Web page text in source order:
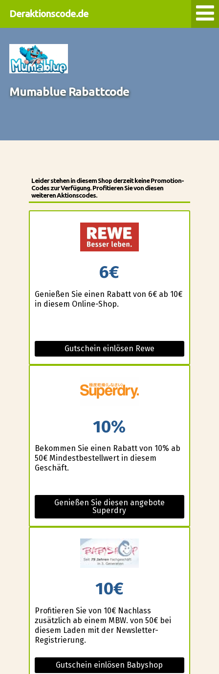
Deraktionscode.de
Mumablue Rabattcode
Leider stehen in diesem Shop derzeit keine Promotion-
Codes zur Verfügung. Profitieren Sie von diesen
weiteren Aktionscodes.
6€
Genießen Sie einen Rabatt von 6€ ab 10€
in diesem Online-Shop.
Gutschein einlösen Rewe
10%
Bekommen Sie einen Rabatt von 10% ab
50€ Mindestbestellwert in diesem
Geschäft.
Genießen Sie diesen angebote
Superdry
10€
Profitieren Sie von 10€ Nachlass
zusätzlich ab einem MBW. von 50€ bei
diesem Laden mit der Newsletter-
Registrierung.
Gutschein einlösen Babyshop